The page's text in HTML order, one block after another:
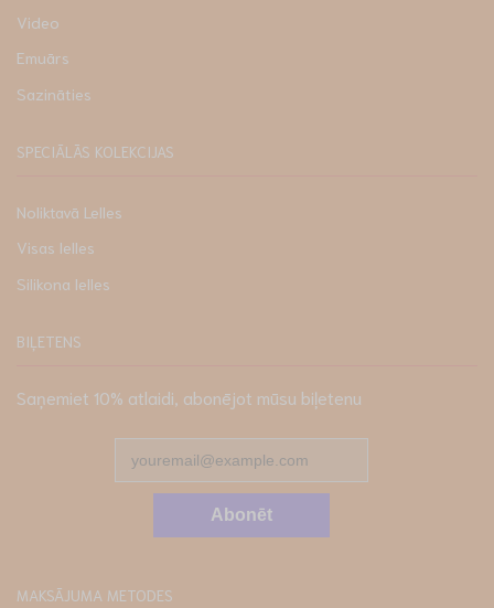
Video
Emuārs
Sazināties
SPECIĀLĀS KOLEKCIJAS
Noliktavā Lelles
Visas lelles
Silikona lelles
BIĻETENS
Saņemiet 10% atlaidi, abonējot mūsu biļetenu
Abonēt
MAKSĀJUMA METODES